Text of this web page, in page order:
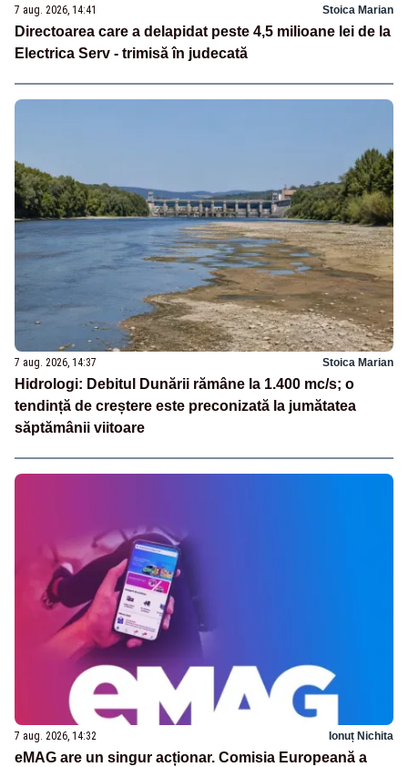
7 aug. 2026, 14:41 Stoica Marian
Directoarea care a delapidat peste 4,5 milioane lei de la
Electrica Serv - trimisă în judecată
7 aug. 2026, 14:37 Stoica Marian
Hidrologi: Debitul Dunării rămâne la 1.400 mc/s; o
tendință de creștere este preconizată la jumătatea
săptămânii viitoare
7 aug. 2026, 14:32 Ionuț Nichita
eMAG are un singur acționar. Comisia Europeană a